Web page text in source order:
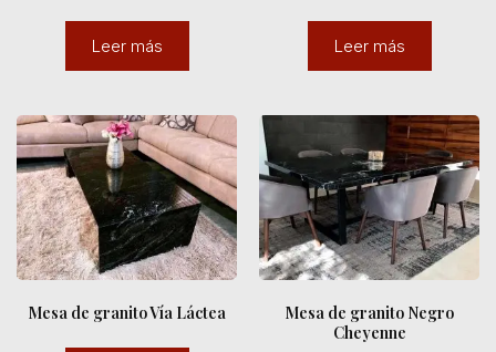
Leer más Leer más
Mesa de granito Vía Láctea
Mesa de granito Negro
Cheyenne